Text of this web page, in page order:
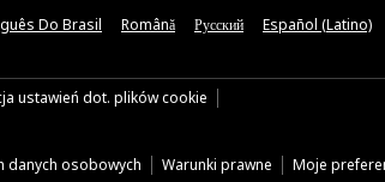
Do Brasil Română Русский Español (Latino)
ustawień dot. plików cookie
danych osobowych Warunki prawne Moje